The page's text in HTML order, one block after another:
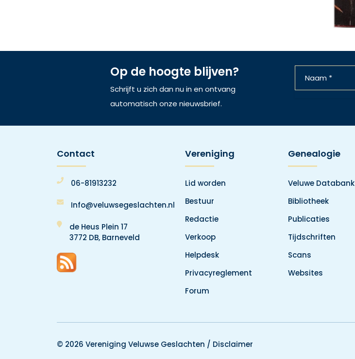
Op de hoogte blijven?
Schrijft u zich dan nu in en ontvang
automatisch onze nieuwsbrief.
Contact
06-81913232
Info@veluwsegeslachten.nl
de Heus Plein 17
3772 DB, Barneveld
Vereniging
Lid worden
Bestuur
Redactie
Verkoop
Helpdesk
Privacyreglement
Forum
Genealogie
Veluwe Databank
Bibliotheek
Publicaties
Tijdschriften
Scans
Websites
© 2026 Vereniging Veluwse Geslachten / Disclaimer